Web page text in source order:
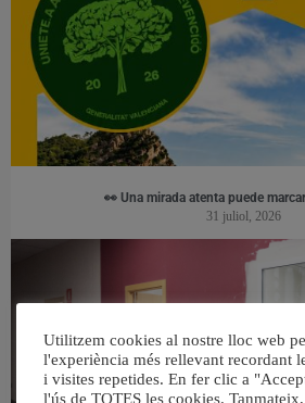
👀 Una mirada atenta puede
31 juliol, 2026
Utilitzem cookies al nostre lloc web
l'experiència més rellevant recordant
i visites repetides. En fer clic a
l'ús de TOTES les cookies.